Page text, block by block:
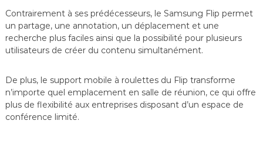
Contrairement à ses prédécesseurs, le Samsung Flip permet
un partage, une annotation, un déplacement et une
recherche plus faciles ainsi que la possibilité pour plusieurs
utilisateurs de créer du contenu simultanément.
De plus, le support mobile à roulettes du Flip transforme
n’importe quel emplacement en salle de réunion, ce qui offre
plus de flexibilité aux entreprises disposant d’un espace de
conférence limité.